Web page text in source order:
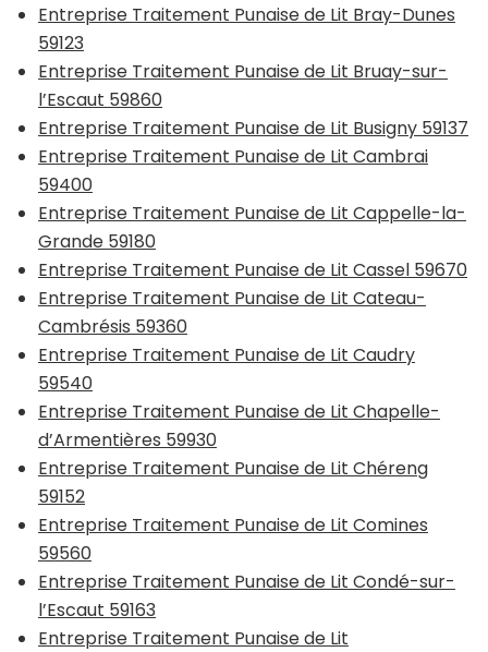
Entreprise Traitement Punaise de Lit Bray-Dunes
59123
Entreprise Traitement Punaise de Lit Bruay-sur-
l’Escaut 59860
Entreprise Traitement Punaise de Lit Busigny 59137
Entreprise Traitement Punaise de Lit Cambrai
59400
Entreprise Traitement Punaise de Lit Cappelle-la-
Grande 59180
Entreprise Traitement Punaise de Lit Cassel 59670
Entreprise Traitement Punaise de Lit Cateau-
Cambrésis 59360
Entreprise Traitement Punaise de Lit Caudry
59540
Entreprise Traitement Punaise de Lit Chapelle-
d’Armentières 59930
Entreprise Traitement Punaise de Lit Chéreng
59152
Entreprise Traitement Punaise de Lit Comines
59560
Entreprise Traitement Punaise de Lit Condé-sur-
l’Escaut 59163
Entreprise Traitement Punaise de Lit